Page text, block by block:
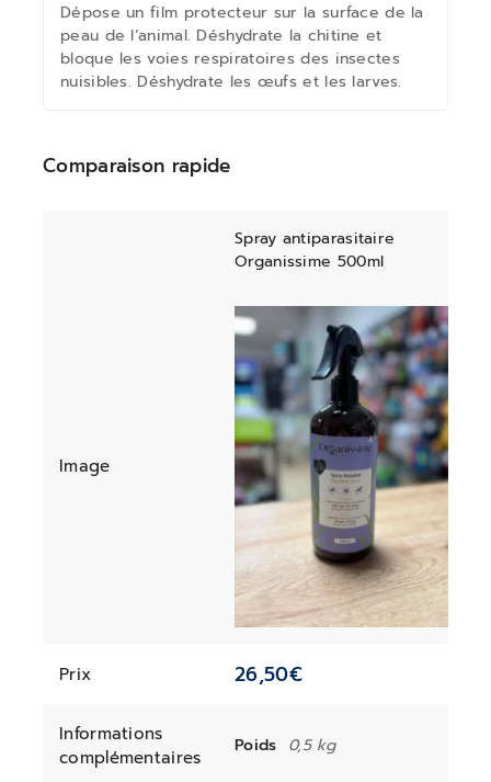
Dépose un film protecteur sur la surface de la
peau de l’animal. Déshydrate la chitine et
bloque les voies respiratoires des insectes
nuisibles. Déshydrate les œufs et les larves.
Comparaison rapide
Spray antiparasitaire
Organissime 500ml
Image
Prix 26,50€
Informations
complémentaires
Poids 0,5 kg